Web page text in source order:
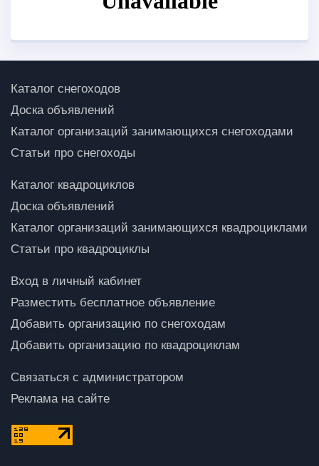
Каталог снегоходов
Доска объявлений
Каталог организаций занимающихся снегоходами
Статьи про снегоходы
Каталог квадроциклов
Доска объявлений
Каталог организаций занимающихся квадроциклами
Статьи про квадроциклы
Вход в личный кабинет
Разместить бесплатное объявление
Добавить организацию по снегоходам
Добавить организацию по квадроциклам
Связаться с администратором
Реклама на сайте